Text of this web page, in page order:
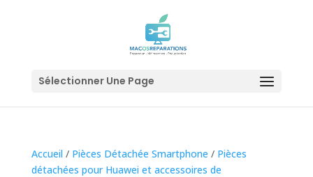
Sélectionner Une Page
Accueil / Pièces Détachée Smartphone / Pièces
détachées pour Huawei et accessoires de